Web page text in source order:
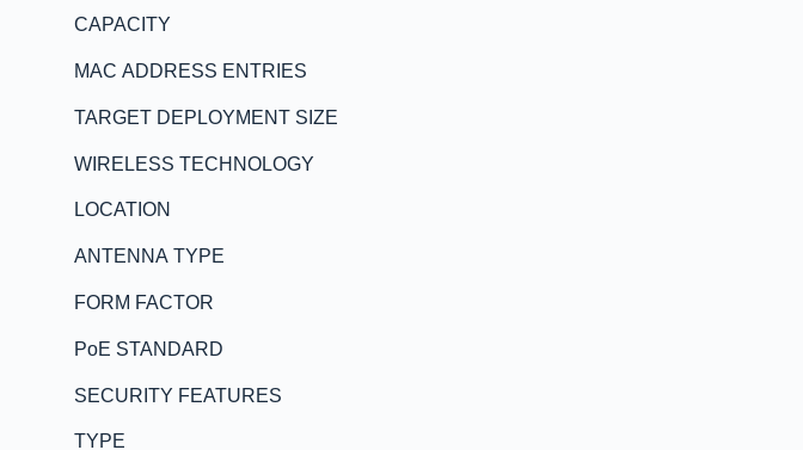
CAPACITY
MAC ADDRESS ENTRIES
TARGET DEPLOYMENT SIZE
WIRELESS TECHNOLOGY
LOCATION
ANTENNA TYPE
FORM FACTOR
PoE STANDARD
SECURITY FEATURES
TYPE